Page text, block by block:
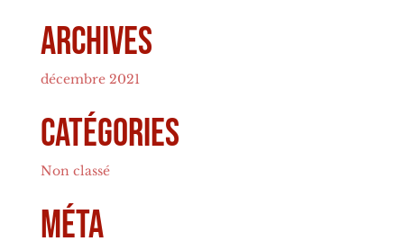
Archives
décembre 2021
Catégories
Non classé
Méta